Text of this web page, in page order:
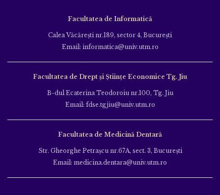
Facultatea de Informatică
Calea Văcăreşti nr.189, sector 4, Bucureşti
Email: informatica@univ.utm.ro
Facultatea de Drept și Științe Economice Tg. Jiu
B-dul Ecaterina Teodoroiu nr.100, Tg. Jiu
Email: fdse.tgjiu@univ.utm.ro
Facultatea de Medicină Dentară
Str. Gheorghe Petraşcu nr.67A, sect. 3, Bucureşti
Email: medicina.dentara@univ.utm.ro